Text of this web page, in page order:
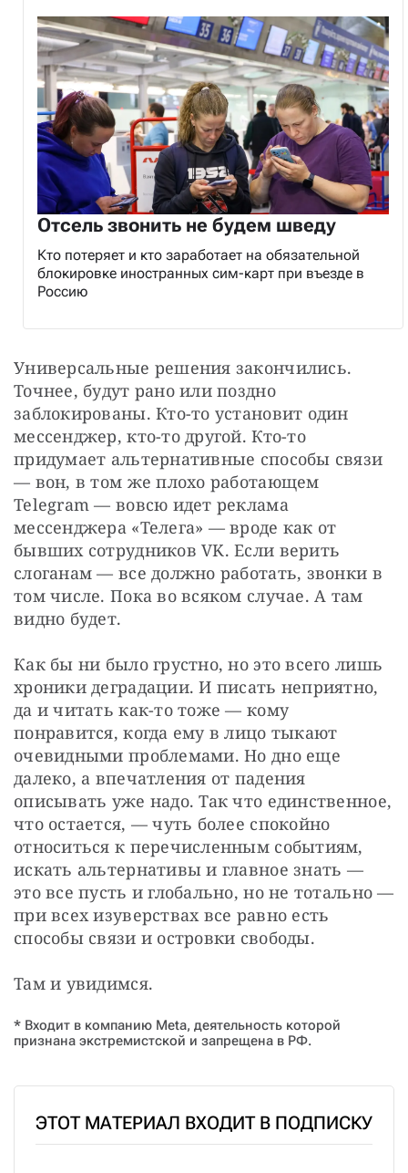
Отсель звонить не будем шведу
Кто потеряет и кто заработает на обязательной
блокировке иностранных сим-карт при въезде в
Россию
Универсальные решения закончились.
Точнее, будут рано или поздно
заблокированы. Кто-то установит один
мессенджер, кто-то другой. Кто-то
придумает альтернативные способы связи
— вон, в том же плохо работающем
Telegram — вовсю идет реклама
мессенджера «Телега» — вроде как от
бывших сотрудников VK. Если верить
слоганам — все должно работать, звонки в
том числе. Пока во всяком случае. А там
видно будет.
Как бы ни было грустно, но это всего лишь
хроники деградации. И писать неприятно,
да и читать как-то тоже — кому
понравится, когда ему в лицо тыкают
очевидными проблемами. Но дно еще
далеко, а впечатления от падения
описывать уже надо. Так что единственное,
что остается, — чуть более спокойно
относиться к перечисленным событиям,
искать альтернативы и главное знать —
это все пусть и глобально, но не тотально —
при всех изуверствах все равно есть
способы связи и островки свободы.
Там и увидимся.
* Входит в компанию Meta, деятельность которой
признана экстремистской и запрещена в РФ.
ЭТОТ МАТЕРИАЛ ВХОДИТ В ПОДПИСКУ